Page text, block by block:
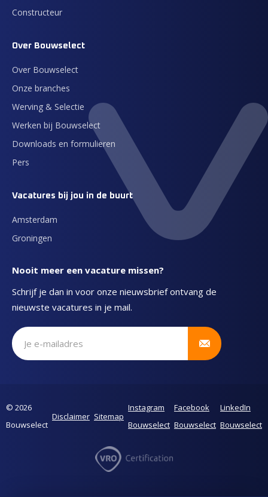
Constructeur
Over Bouwselect
Over Bouwselect
Onze branches
Werving & Selectie
Werken bij Bouwselect
Downloads en formulieren
Pers
Vacatures bij jou in de buurt
Amsterdam
Groningen
Nooit meer een vacature missen?
Schrijf je dan in voor onze nieuwsbrief ontvang de
nieuwste vacatures in je mail.
Schrijf je in voor onze nieuwsbrief
© 2026
Bouwselect
Disclaimer Sitemap
Instagram
Bouwselect
Facebook
Bouwselect
LinkedIn
Bouwselect